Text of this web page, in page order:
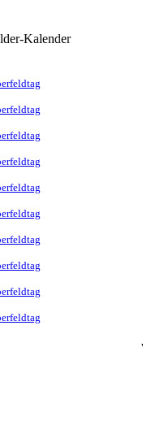
Kalender